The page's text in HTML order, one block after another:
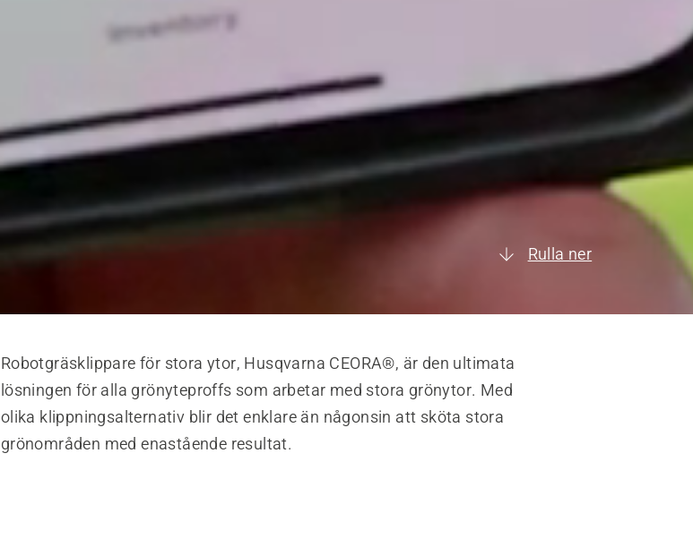
Rulla ner
Robotgräsklippare för stora ytor, Husqvarna CEORA®, är den ultimata
lösningen för alla grönyteproffs som arbetar med stora grönytor. Med
olika klippningsalternativ blir det enklare än någonsin att sköta stora
grönområden med enastående resultat.